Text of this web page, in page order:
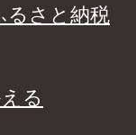
るさと納税
る